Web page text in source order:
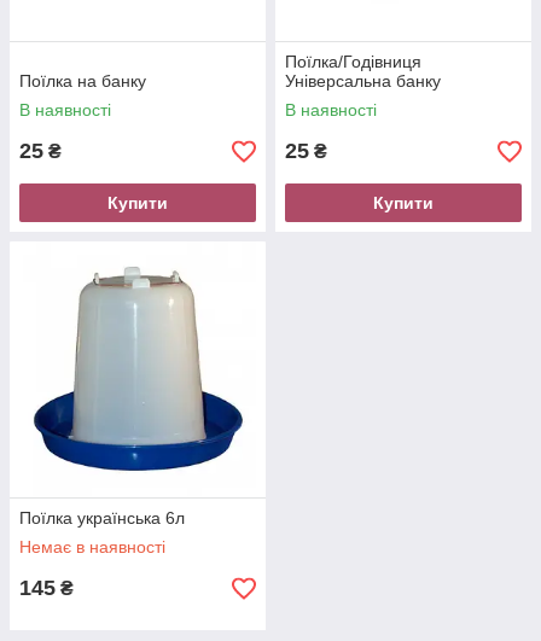
Поїлка на банку
В наявності
25 ₴
Купити
Поїлка/Годівниця
Універсальна банку
В наявності
25 ₴
Купити
Поїлка українська 6л
Немає в наявності
145 ₴